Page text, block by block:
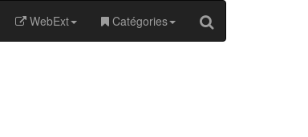
WebExt Catégories